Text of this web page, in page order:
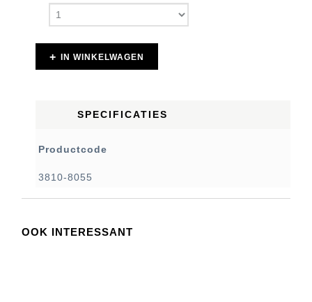
IN WINKELWAGEN
SPECIFICATIES
Productcode
3810-8055
OOK INTERESSANT